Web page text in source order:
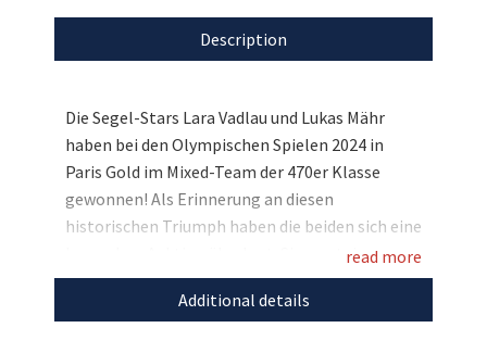
Description
Die Segel-Stars Lara Vadlau und Lukas Mähr
haben bei den Olympischen Spielen 2024 in
Paris Gold im Mixed-Team der 470er Klasse
gewonnen! Als Erinnerung an diesen
historischen Triumph haben die beiden sich eine
besondere Auktion überlegt: Sie versteigern
eine Original-Startnummer der Olympischen
Spiele, die sie für den guten Zweck natürlich
read more
Additional details